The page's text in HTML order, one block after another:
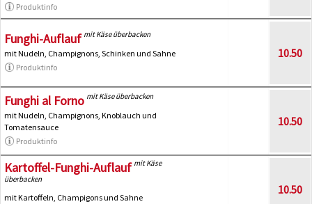
Produktinfo
Funghi-Auflauf mit Käse überbacken
mit Nudeln, Champignons, Schinken und Sahne
Produktinfo
10.50
Funghi al Forno mit Käse überbacken
mit Nudeln, Champignons, Knoblauch und
Tomatensauce
Produktinfo
10.50
Kartoffel-Funghi-Auflauf mit Käse
überbacken
mit Kartoffeln, Champigons und Sahne
10.50